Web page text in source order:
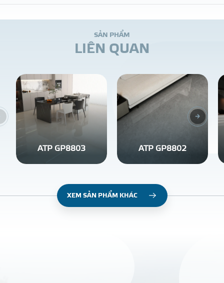
SẢN PHẨM
LIÊN QUAN
ATP GP8803 ATP GP8802
XEM SẢN PHẨM KHÁC